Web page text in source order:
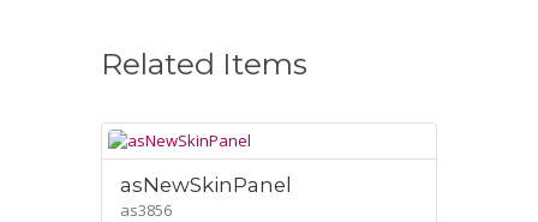
Related Items
asNewSkinPanel
as3856